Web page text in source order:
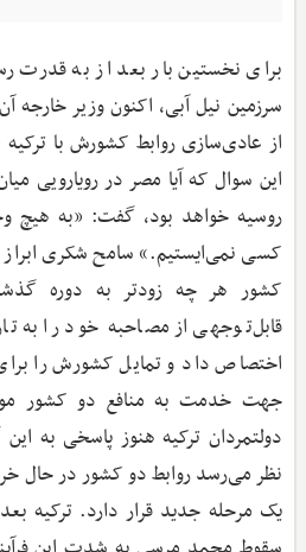
برای نخستین بار بعد از به قدرت
سرزمین نیل آبی، اکنون وزیر
از عادی‌سازی روابط کشورش با ترکیه
این سوال که آیا مصر در رویارویی
روسیه خواهد بود، گفت: «به هیچ
کسی نمی‌ایستیم.» سامح شکری ابراز
کشور هر چه زود‌تر به دوره
قابل‌توجهی از مصاحبه خود را به
اختصاص داد و تمایل کشورش را
جهت خدمت به منافع دو کشور
دولتمردان ترکیه هنوز پاسخی به این
نظر می‌رسد روابط دو کشور در حال